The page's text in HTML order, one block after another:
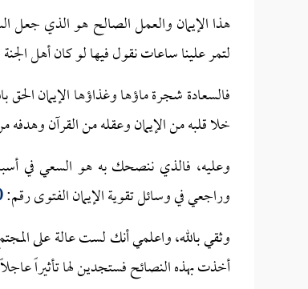
هذا الإيمان والعمل الصالح هو الذي جعل
لتمر علينا ساعات نقول فيها لو كان أهل
فالسعادة شجرة ماؤها وغذاؤها الإيمان الحق
خلا قلبه من الإيمان وعقله من القرآن وهدفه
وعليه، فالذي ننصحك به هو السعي في أسباب
وراجعي في وسائل تقوية الإيمان الفتوى رقم:
وثقي بالله، واعلمي أنك لست عالة على
أخذت بهذه النصائح فستجدين لها تأثيراً